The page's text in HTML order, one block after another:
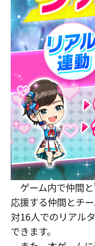
ゲーム内で仲間
応援する仲間とチ
対16人でのリアル
できます。